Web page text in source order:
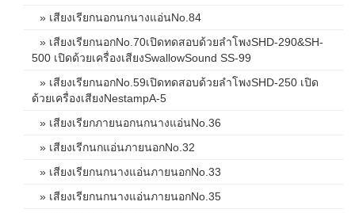
» เสียงเรียกนอกนกนางแอ่นNo.84
» เสียงเรียกนอกNo.70เปิดทดสอบด้วยลำโพงSHD-290&SH-
500 เปิดด้วยเครื่องเสียงSwallowSound SS-99
» เสียงเรียกนอกNo.59เปิดทดสอบด้วยลำโพงSHD-250 เปิด
ด้วยเครื่องเสียงNestampA-5
» เสียงเรียกภายนอกนกนางแอ่นNo.36
» เสียงเรีกนกแอ่นภายนอกNo.32
» เสียงเรียกนกนางแอ่นภายนอกNo.33
» เสียงเรียกนกนางแอ่นภายนอกNo.35